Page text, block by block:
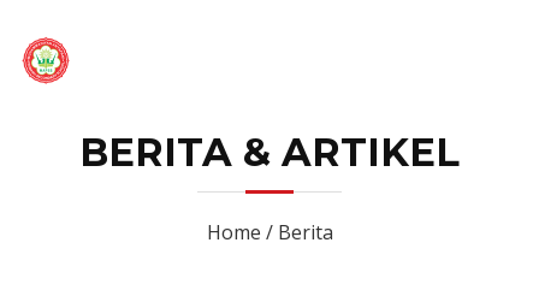
BERITA & ARTIKEL
Home / Berita